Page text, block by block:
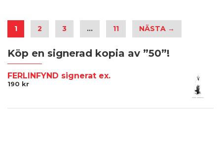
1 2 3 … 11 NÄSTA →
Köp en signerad kopia av ”50”!
FERLINFYND signerat ex.
190 kr